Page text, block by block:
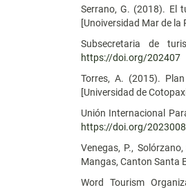
Serrano, G. (2018). El
[Unoiversidad Mar de la
Subsecretaria de
https://doi.org/202407
Torres, A. (2015).
[Universidad de
Unión Internacional
https://doi.org/2023008
Venegas, P.,
Mangas, Canton Santa
Word Tourism